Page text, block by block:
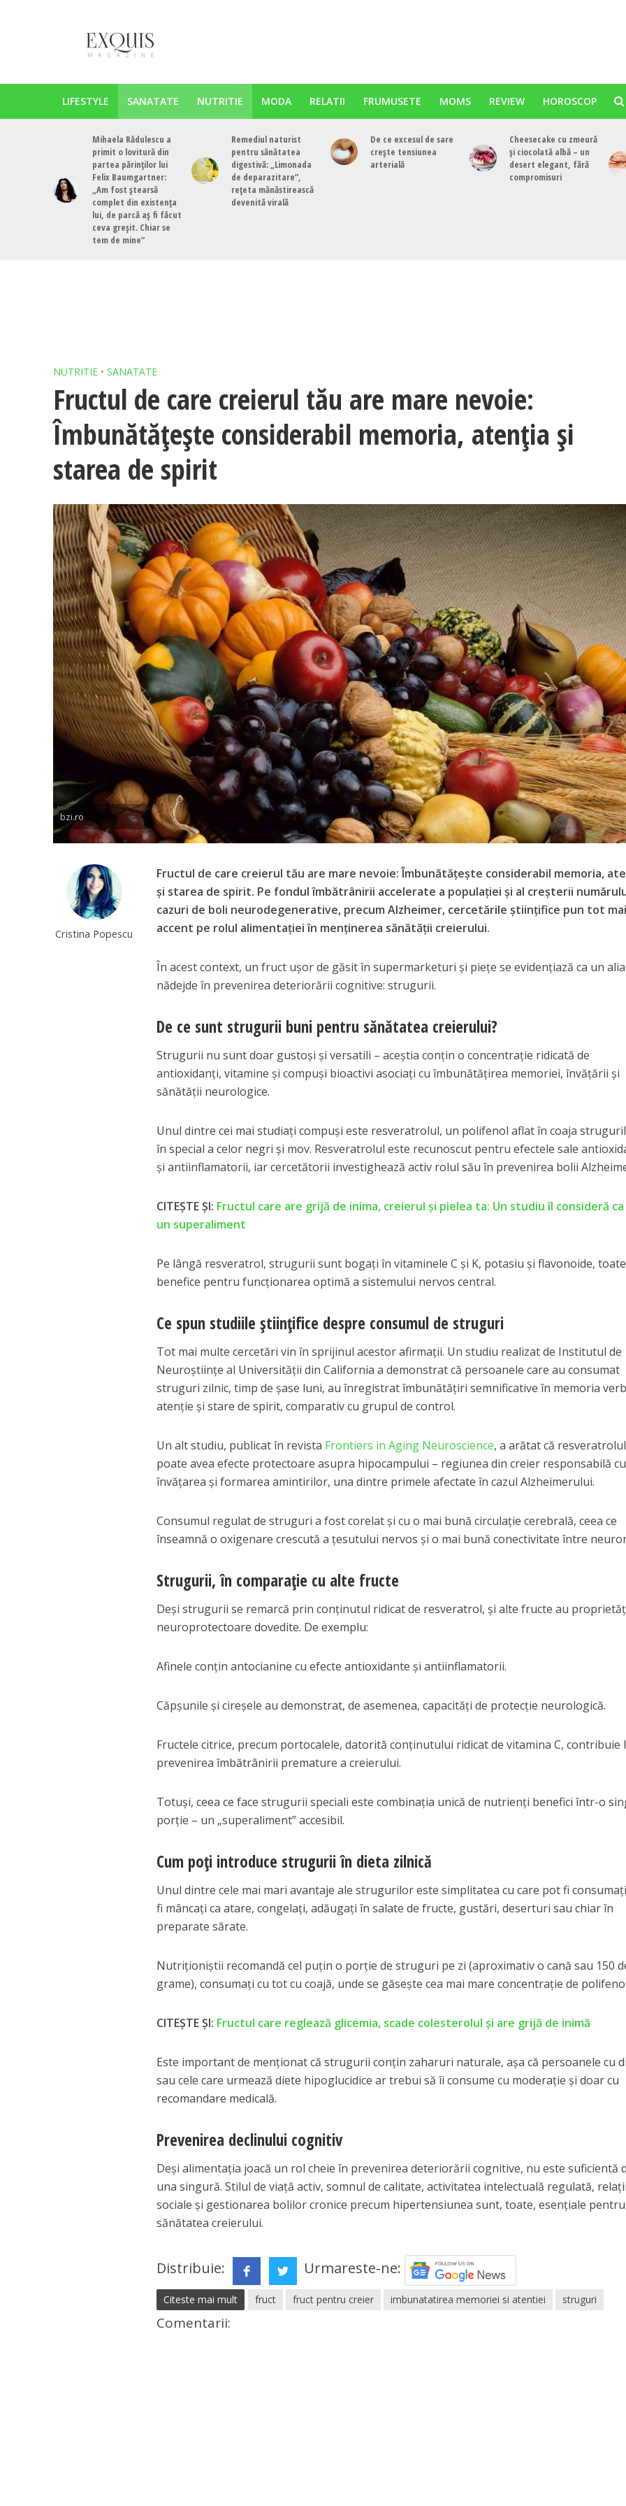
LIFESTYLE SANATATE NUTRITIE MODA RELATII FRUMUSETE MOMS REVIEW HOROSCOP
Mihaela Rădulescu a
primit o lovitură din
partea părinților lui
Felix Baumgartner:
„Am fost ștearsă
complet din existența
lui, de parcă aș fi făcut
ceva greșit. Chiar se
tem de mine”
Remediul naturist
pentru sănătatea
digestivă: „Limonada
de deparazitare”,
rețeta mănăstirească
devenită virală
De ce excesul de sare
crește tensiunea
arterială
Cheesecake cu zmeură
și ciocolată albă – un
desert elegant, fără
compromisuri
NUTRITIE • SANATATE
Fructul de care creierul tău are mare nevoie:
Îmbunătățește considerabil memoria, atenția și
starea de spirit
bzi.ro
Cristina Popescu
Fructul de care creierul tău are mare nevoie: Îmbunătățește considerabil memoria,
și starea de spirit. Pe fondul îmbătrânirii accelerate a populației și al creșterii
cazuri de boli neurodegenerative, precum Alzheimer, cercetările științifice pun tot
accent pe rolul alimentației în menținerea sănătății creierului.
În acest context, un fruct ușor de găsit în supermarketuri și piețe se evidențiază ca un
nădejde în prevenirea deteriorării cognitive: strugurii.
De ce sunt strugurii buni pentru sănătatea creierului?
Strugurii nu sunt doar gustoși și versatili – aceștia conțin o concentrație ridicată de
antioxidanți, vitamine și compuși bioactivi asociați cu îmbunătățirea memoriei, învățării și
sănătății neurologice.
Unul dintre cei mai studiați compuși este resveratrolul, un polifenol aflat în coaja
în special a celor negri și mov. Resveratrolul este recunoscut pentru efectele sale
și antiinflamatorii, iar cercetătorii investighează activ rolul său în prevenirea bolii
CITEȘTE ȘI: Fructul care are grijă de inima, creierul și pielea ta: Un studiu îl consideră
un superaliment
Pe lângă resveratrol, strugurii sunt bogați în vitaminele C și K, potasiu și flavonoide, toate
benefice pentru funcționarea optimă a sistemului nervos central.
Ce spun studiile științifice despre consumul de struguri
Tot mai multe cercetări vin în sprijinul acestor afirmații. Un studiu realizat de Institutul de
Neuroștiințe al Universității din California a demonstrat că persoanele care au consumat
struguri zilnic, timp de șase luni, au înregistrat îmbunătățiri semnificative în memoria
atenție și stare de spirit, comparativ cu grupul de control.
Un alt studiu, publicat în revista Frontiers in Aging Neuroscience, a arătat că resveratrolul
poate avea efecte protectoare asupra hipocampului – regiunea din creier responsabilă cu
învățarea și formarea amintirilor, una dintre primele afectate în cazul Alzheimerului.
Consumul regulat de struguri a fost corelat și cu o mai bună circulație cerebrală, ceea ce
înseamnă o oxigenare crescută a țesutului nervos și o mai bună conectivitate între
Strugurii, în comparație cu alte fructe
Deși strugurii se remarcă prin conținutul ridicat de resveratrol, și alte fructe au
neuroprotectoare dovedite. De exemplu:
Afinele conțin antocianine cu efecte antioxidante și antiinflamatorii.
Căpșunile și cireșele au demonstrat, de asemenea, capacități de protecție neurologică.
Fructele citrice, precum portocalele, datorită conținutului ridicat de vitamina C, contribuie
prevenirea îmbătrânirii premature a creierului.
Totuși, ceea ce face strugurii speciali este combinația unică de nutrienți benefici într-o
porție – un „superaliment” accesibil.
Cum poți introduce strugurii în dieta zilnică
Unul dintre cele mai mari avantaje ale strugurilor este simplitatea cu care pot fi
fi mâncați ca atare, congelați, adăugați în salate de fructe, gustări, deserturi sau chiar în
preparate sărate.
Nutriționiștii recomandă cel puțin o porție de struguri pe zi (aproximativ o cană sau 150
grame), consumați cu tot cu coajă, unde se găsește cea mai mare concentrație de
CITEȘTE ȘI: Fructul care reglează glicemia, scade colesterolul și are grijă de inimă
Este important de menționat că strugurii conțin zaharuri naturale, așa că persoanele cu
sau cele care urmează diete hipoglucidice ar trebui să îi consume cu moderație și doar cu
recomandare medicală.
Prevenirea declinului cognitiv
Deși alimentația joacă un rol cheie în prevenirea deteriorării cognitive, nu este suficientă
una singură. Stilul de viață activ, somnul de calitate, activitatea intelectuală regulată,
sociale și gestionarea bolilor cronice precum hipertensiunea sunt, toate, esențiale pentru
sănătatea creierului.
Distribuie: Urmareste-ne:
Citeste mai mult fruct fruct pentru creier imbunatatirea memoriei si atentiei struguri
Comentarii: